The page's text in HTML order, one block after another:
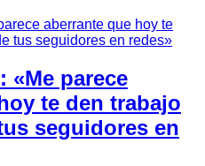
«Me parece
te den trabajo
seguidores en